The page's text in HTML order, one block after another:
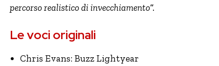
percorso realistico di invecchiamento“.
Le voci originali
Chris Evans: Buzz Lightyear